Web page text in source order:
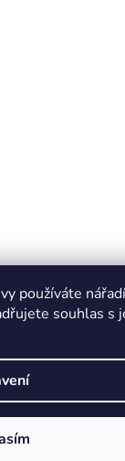
používáte
souhlas s